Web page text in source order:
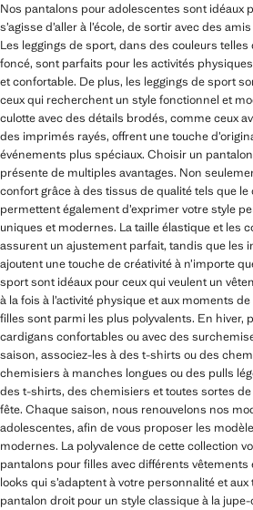
Nos pantalons pour adolescentes sont idéaux
s’agisse d’aller à l’école, de sortir avec des
Les leggings de sport, dans des couleurs
foncé, sont parfaits pour les activités
et confortable. De plus, les leggings de sport
ceux qui recherchent un style fonctionnel et
culotte avec des détails brodés, comme ceux
des imprimés rayés, offrent une touche
événements plus spéciaux. Choisir un
présente de multiples avantages. Non
confort grâce à des tissus de qualité tels que le
permettent également d’exprimer votre style
uniques et modernes. La taille élastique et les
assurent un ajustement parfait, tandis que les
ajoutent une touche de créativité à n’importe
sport sont idéaux pour ceux qui veulent un
à la fois à l’activité physique et aux moments
filles sont parmi les plus polyvalents. En hiver,
cardigans confortables ou avec des
saison, associez-les à des t-shirts ou des
chemisiers à manches longues ou des pulls
des t-shirts, des chemisiers et toutes sortes
fête. Chaque saison, nous renouvelons nos
adolescentes, afin de vous proposer les
modernes. La polyvalence de cette collection
pantalons pour filles avec différents
looks qui s’adaptent à votre personnalité et
pantalon droit pour un style classique à la